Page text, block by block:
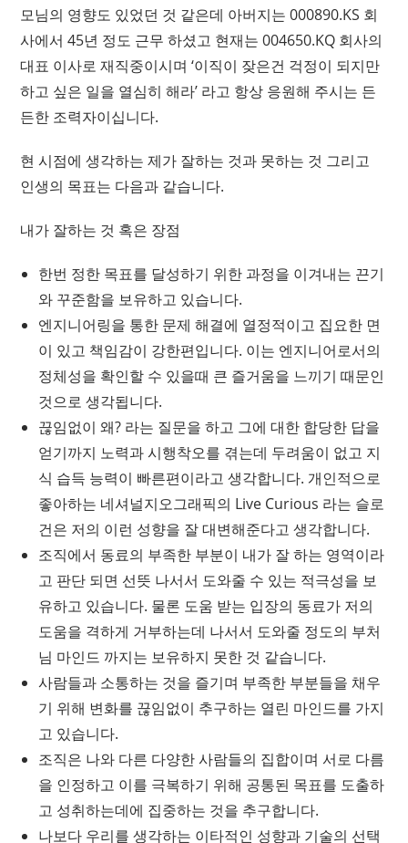
모님의 영향도 있었던 것 같은데 아버지는 000890.KS 회
사에서 45년 정도 근무 하셨고 현재는 004650.KQ 회사의
대표 이사로 재직중이시며 ‘이직이 잦은건 걱정이 되지만
하고 싶은 일을 열심히 해라’ 라고 항상 응원해 주시는 든
든한 조력자이십니다.
현 시점에 생각하는 제가 잘하는 것과 못하는 것 그리고
인생의 목표는 다음과 같습니다.
내가 잘하는 것 혹은 장점
한번 정한 목표를 달성하기 위한 과정을 이겨내는 끈기
와 꾸준함을 보유하고 있습니다.
엔지니어링을 통한 문제 해결에 열정적이고 집요한 면
이 있고 책임감이 강한편입니다. 이는 엔지니어로서의
정체성을 확인할 수 있을때 큰 즐거움을 느끼기 때문인
것으로 생각됩니다.
끊임없이 왜? 라는 질문을 하고 그에 대한 합당한 답을
얻기까지 노력과 시행착오를 겪는데 두려움이 없고 지
식 습득 능력이 빠른편이라고 생각합니다. 개인적으로
좋아하는 네셔널지오그래픽의 Live Curious 라는 슬로
건은 저의 이런 성향을 잘 대변해준다고 생각합니다.
조직에서 동료의 부족한 부분이 내가 잘 하는 영역이라
고 판단 되면 선뜻 나서서 도와줄 수 있는 적극성을 보
유하고 있습니다. 물론 도움 받는 입장의 동료가 저의
도움을 격하게 거부하는데 나서서 도와줄 정도의 부처
님 마인드 까지는 보유하지 못한 것 같습니다.
사람들과 소통하는 것을 즐기며 부족한 부분들을 채우
기 위해 변화를 끊임없이 추구하는 열린 마인드를 가지
고 있습니다.
조직은 나와 다른 다양한 사람들의 집합이며 서로 다름
을 인정하고 이를 극복하기 위해 공통된 목표를 도출하
고 성취하는데에 집중하는 것을 추구합니다.
나보다 우리를 생각하는 이타적인 성향과 기술의 선택